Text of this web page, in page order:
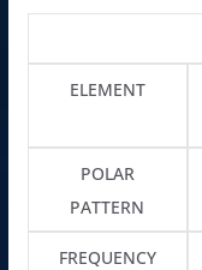
0
.
ELEMENT
POLAR
PATTERN
FREQUENCY